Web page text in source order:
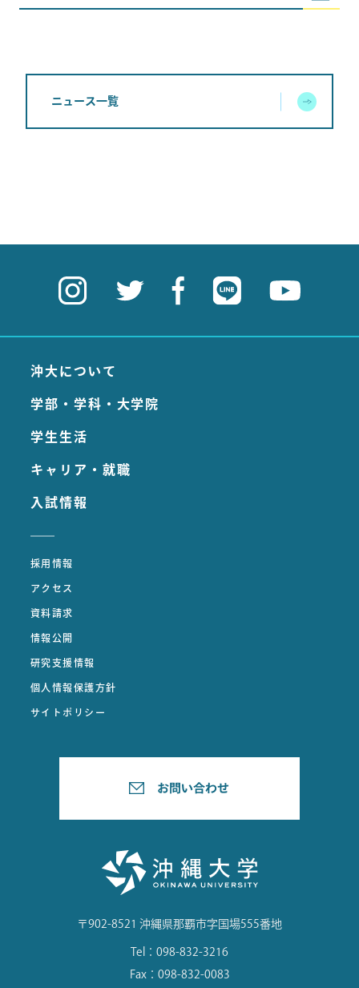
ニュース一覧
沖大について
学部・学科・大学院
学生生活
キャリア・就職
入試情報
採用情報
アクセス
資料請求
情報公開
研究支援情報
個人情報保護方針
サイトポリシー
〒902-8521 沖縄県那覇市字国場555番地
Tel：098-832-3216
Fax：098-832-0083